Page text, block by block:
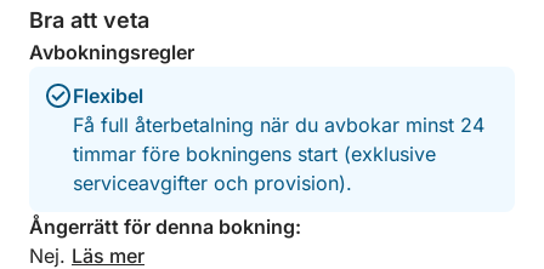
Bra att veta
Avbokningsregler
Flexibel
Få full återbetalning när du avbokar minst 24
timmar före bokningens start (exklusive
serviceavgifter och provision).
Ångerrätt för denna bokning:
Nej. Läs mer